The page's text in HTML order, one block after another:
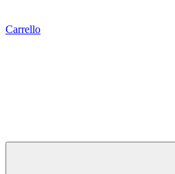
Carrello